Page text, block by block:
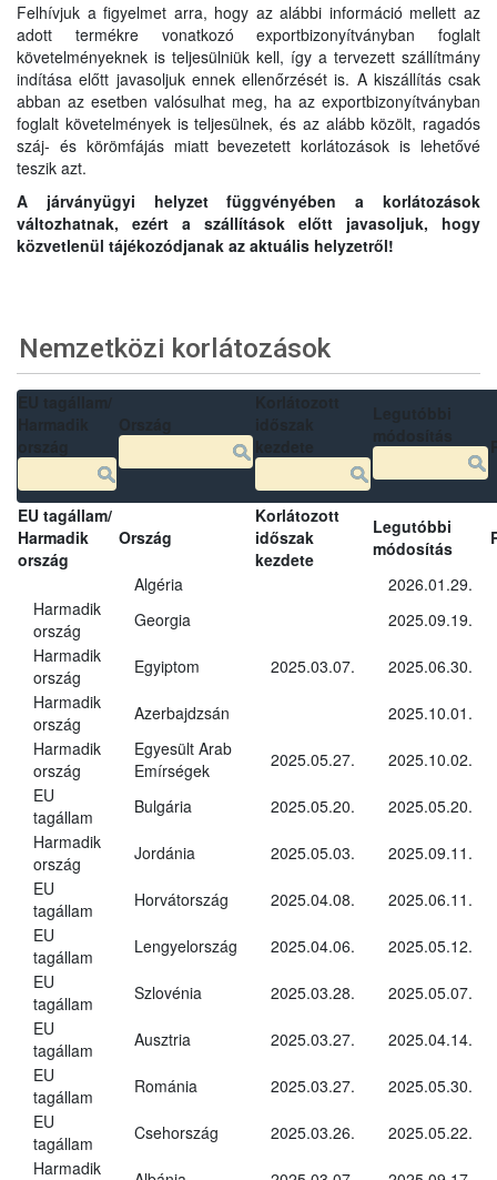
Felhívjuk a figyelmet arra, hogy az alábbi információ mellett az
adott termékre vonatkozó exportbizonyítványban foglalt
követelményeknek is teljesülniük kell, így a tervezett szállítmány
indítása előtt javasoljuk ennek ellenőrzését is. A kiszállítás csak
abban az esetben valósulhat meg, ha az exportbizonyítványban
foglalt követelmények is teljesülnek, és az alább közölt, ragadós
száj- és körömfájás miatt bevezetett korlátozások is lehetővé
teszik azt.
A járványügyi helyzet függvényében a korlátozások
változhatnak, ezért a szállítások előtt javasoljuk, hogy
közvetlenül tájékozódjanak az aktuális helyzetről!
Nemzetközi korlátozások
EU tagállam/
Harmadik
ország
Ország
Korlátozott
időszak
kezdete
Legutóbbi
módosítás
Algéria
2026.01.29.
Harmadik
ország
Georgia
2025.09.19.
Harmadik
ország
Egyiptom 2025.03.07.
2025.06.30.
Harmadik
ország
Azerbajdzsán
2025.10.01.
Harmadik
ország
Egyesült Arab
Emírségek
2025.05.27.
2025.10.02.
EU
tagállam
Bulgária 2025.05.20.
2025.05.20.
Harmadik
ország
Jordánia 2025.05.03.
2025.09.11.
EU
tagállam
Horvátország 2025.04.08.
2025.06.11.
EU
tagállam
Lengyelország 2025.04.06.
2025.05.12.
EU
tagállam
Szlovénia 2025.03.28.
2025.05.07.
EU
tagállam
Ausztria 2025.03.27.
2025.04.14.
EU
tagállam
Románia 2025.03.27.
2025.05.30.
EU
tagállam
Csehország 2025.03.26.
2025.05.22.
Harmadik